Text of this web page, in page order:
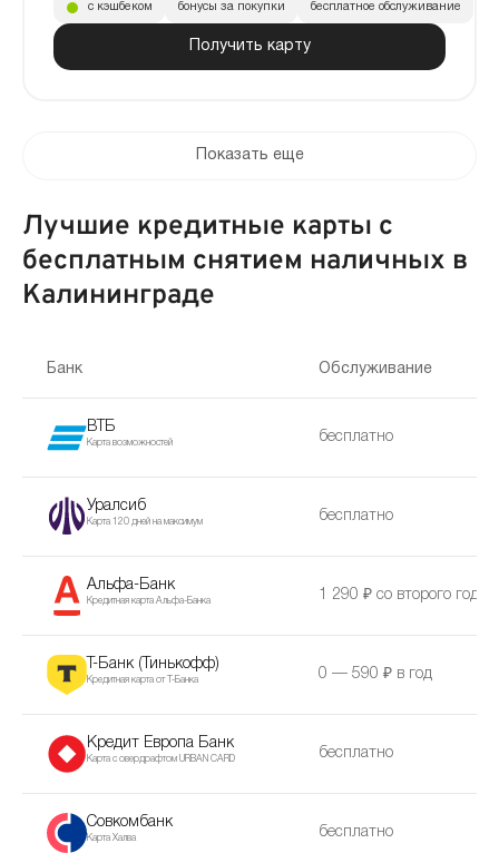
Получить карту
с кэшбеком бонусы за покупки бесплатное обслуживание
Показать еще
Лучшие кредитные карты с
бесплатным снятием наличных в
Калининграде
Банк Обслуживание
ВТБ
Карта возможностей бесплатно
Уралсиб
Карта 120 дней на максимум бесплатно
Альфа-Банк
Кредитная карта Альфа-Банка 1 290 ₽ со второго года
Т-Банк (Тинькофф)
Кредитная карта от Т-Банка 0 — 590 ₽ в год
Кредит Европа Банк
Карта с овердрафтом URBAN CARD бесплатно
Совкомбанк
Карта Халва бесплатно